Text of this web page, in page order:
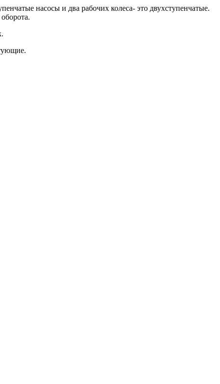
насосы и два рабочих колеса- это двухступенчатые.